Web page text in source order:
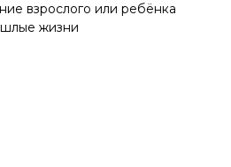
взрослого или ребёнка
жизни